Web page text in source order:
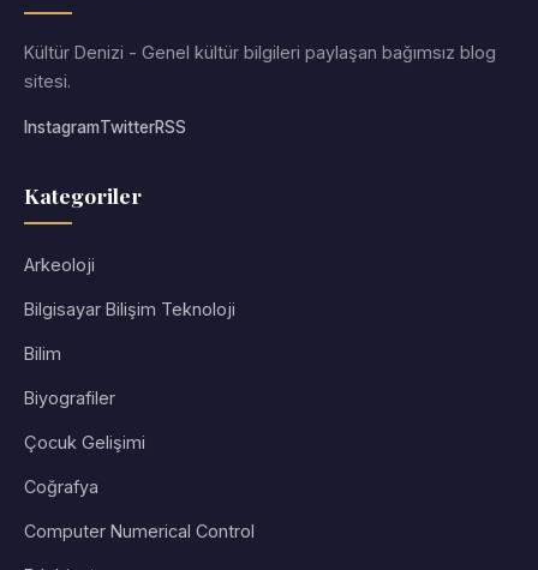
Kültür Denizi - Genel kültür bilgileri paylaşan bağımsız blog
sitesi.
InstagramTwitterRSS
Kategoriler
Arkeoloji
Bilgisayar Bilişim Teknoloji
Bilim
Biyografiler
Çocuk Gelişimi
Coğrafya
Computer Numerical Control